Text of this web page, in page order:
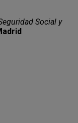
Social y